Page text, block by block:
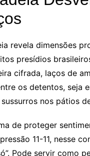
revela dimensões
presídios
cifrada, laços de
os detentos, seja
nos pátios
de proteger
11-11, nesse
Pode servir como